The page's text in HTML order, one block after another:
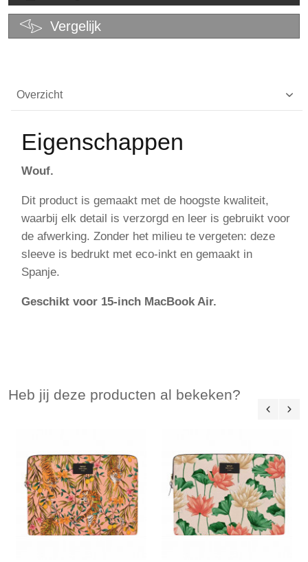
Vergelijk
Overzicht
Eigenschappen
Wouf.
Dit product is gemaakt met de hoogste kwaliteit,
waarbij elk detail is verzorgd en leer is gebruikt voor
de afwerking. Zonder het milieu te vergeten: deze
sleeve is bedrukt met eco-inkt en gemaakt in
Spanje.
Geschikt voor 15-inch MacBook Air.
Heb jij deze producten al bekeken?